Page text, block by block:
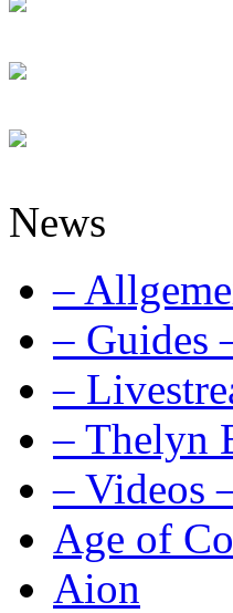
News
–
– Guides
–
– Thelyn
– Videos
Age of
Aion